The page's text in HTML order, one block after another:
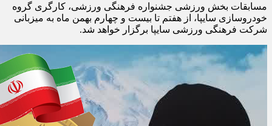
مسابقات بخش ورزشی جشنواره فرهنگی ورزشی، کارگری گروه
خودروسازی سایپا، از هفتم تا بیست و چهارم بهمن ماه به میزبانی
شرکت فرهنگی ورزشی سایپا برگزار خواهد شد.